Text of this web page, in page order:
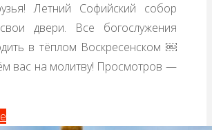
Летний Софийский собор
двери. Все богослужения
в тёплом Воскресенском ￼
вас на молитву! Просмотров —